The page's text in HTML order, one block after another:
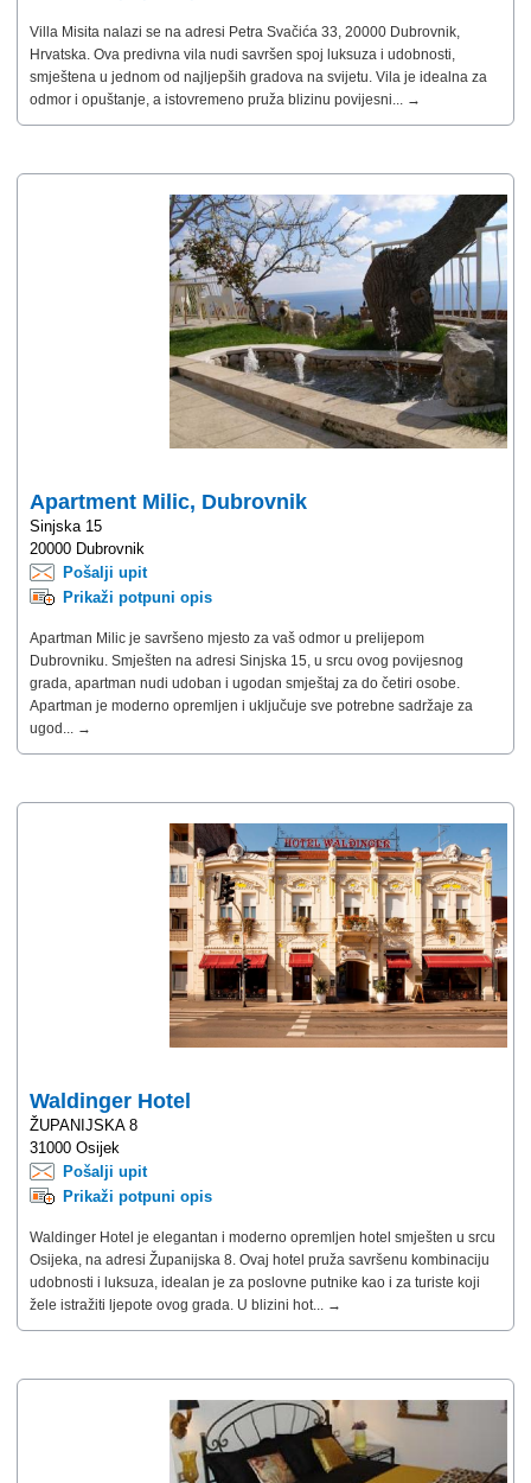
Villa Misita nalazi se na adresi Petra Svačića 33, 20000 Dubrovnik,
Hrvatska. Ova predivna vila nudi savršen spoj luksuza i udobnosti,
smještena u jednom od najljepših gradova na svijetu. Vila je idealna za
odmor i opuštanje, a istovremeno pruža blizinu povijesni... →
Apartment Milic, Dubrovnik
Sinjska 15
20000 Dubrovnik
Pošalji upit
Prikaži potpuni opis
Apartman Milic je savršeno mjesto za vaš odmor u prelijepom
Dubrovniku. Smješten na adresi Sinjska 15, u srcu ovog povijesnog
grada, apartman nudi udoban i ugodan smještaj za do četiri osobe.
Apartman je moderno opremljen i uključuje sve potrebne sadržaje za
ugod... →
Waldinger Hotel
ŽUPANIJSKA 8
31000 Osijek
Pošalji upit
Prikaži potpuni opis
Waldinger Hotel je elegantan i moderno opremljen hotel smješten u srcu
Osijeka, na adresi Županijska 8. Ovaj hotel pruža savršenu kombinaciju
udobnosti i luksuza, idealan je za poslovne putnike kao i za turiste koji
žele istražiti ljepote ovog grada. U blizini hot... →